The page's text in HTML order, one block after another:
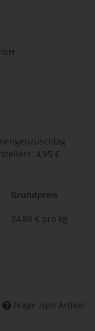
: 4,95 €
Grundpreis
34,88 € pro kg
Frage zum Artikel